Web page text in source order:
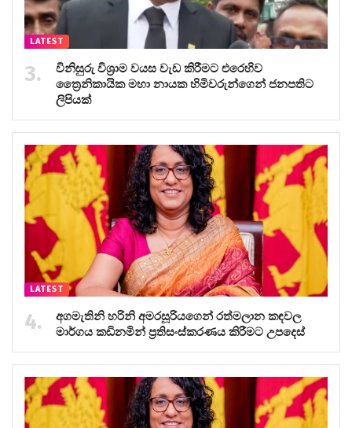
LATEST
විනිසුරු විශ්‍රාම වයස වැඩ කිරීමට එරෙහිව
ත්‍රෛනිකායික මහා නායක හිමිවරුන්ගෙන් ජනපතිට
ලිපියක්
LATEST
අගමැතිනි හරිනි අමරසූරියගෙන් රත්මලාන කඳවල
මාර්ගය කඩිනමින් ප්‍රතිසංස්කරණය කිරීමට උපදෙස්